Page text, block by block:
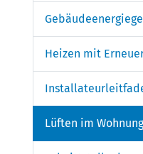
Heizen mit
Lüften im